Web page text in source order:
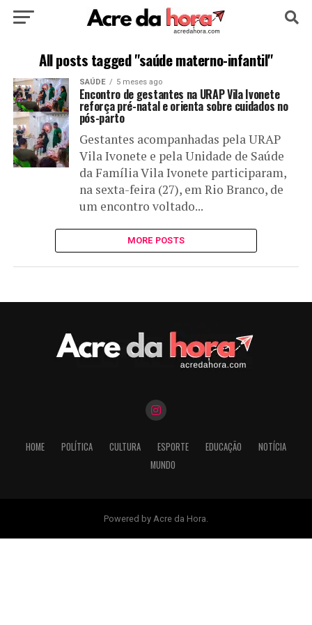
HOME POLÍTICA CULTURA ESPORTE
EDUCAÇÃO NOTÍCIA MUNDO
All posts tagged "saúde materno-infantil"
SAÚDE 5 meses ago
Encontro de gestantes na URAP Vila Ivonete
reforça pré-natal e orienta sobre cuidados no
pós-parto
Gestantes acompanhadas pela URAP
Vila Ivonete e pela Unidade de Saúde
da Família Vila Ivonete participaram,
na sexta-feira (27), em Rio Branco, de
um encontro voltado...
MORE POSTS
HOME POLÍTICA CULTURA ESPORTE EDUCAÇÃO
NOTÍCIA
MUNDO
Powered by Acre da Hora.